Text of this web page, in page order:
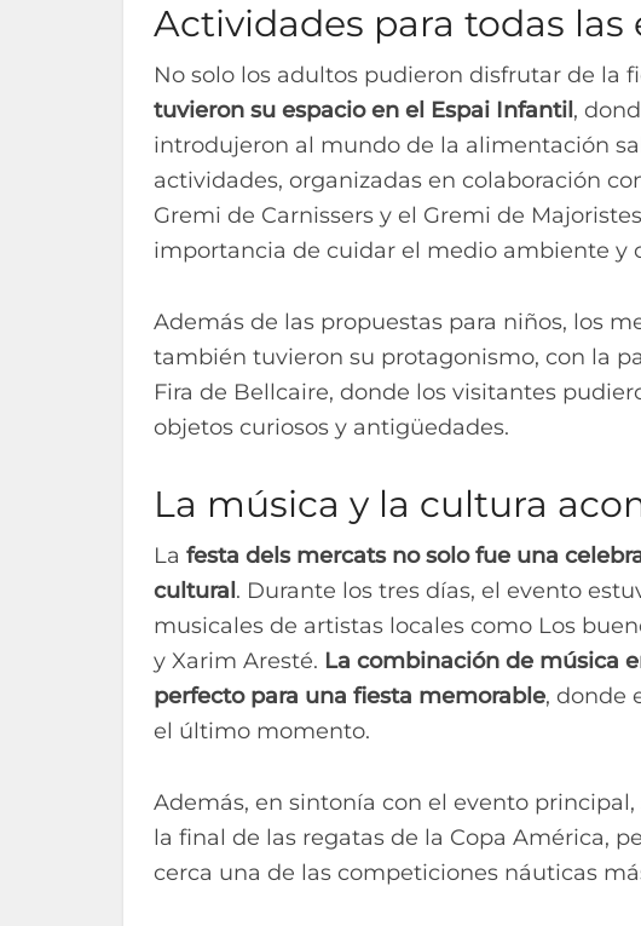
Actividades para todas las
No solo los adultos pudieron disfrutar de la
tuvieron su espacio en el Espai Infantil ,
introdujeron al mundo de la alimentación
actividades, organizadas en colaboración
Gremi de Carnissers y el Gremi de
importancia de cuidar el medio ambiente y
Además de las propuestas para niños, los
también tuvieron su protagonismo, con la
Fira de Bellcaire, donde los visitantes
objetos curiosos y antigüedades.
La música y la cultura
La festa dels mercats no solo fue una
cultural . Durante los tres días, el evento
musicales de artistas locales como Los
y Xarim Aresté. La combinación de música
perfecto para una fiesta memorable, donde
el último momento.
Además, en sintonía con el evento
la final de las regatas de la Copa América,
cerca una de las competiciones náuticas